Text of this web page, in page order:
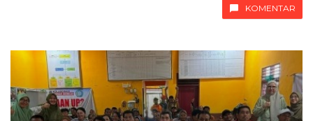
KOMENTAR